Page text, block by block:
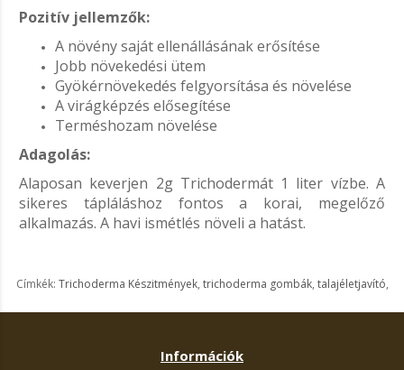
Pozitív jellemzők:
A növény saját ellenállásának erősítése
Jobb növekedési ütem
Gyökérnövekedés felgyorsítása és növelése
A virágképzés elősegítése
Terméshozam növelése
Adagolás:
Alaposan keverjen 2g Trichodermát 1 liter vízbe. A
sikeres tápláláshoz fontos a korai, megelőző
alkalmazás. A havi ismétlés növeli a hatást.
Címkék: Trichoderma Készitmények, trichoderma gombák, talajéletjavító,
Információk